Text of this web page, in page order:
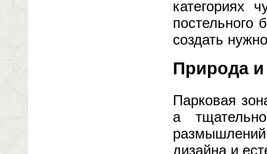
категориях
постельного
создать
Природа
Парковая
а
дизайна и